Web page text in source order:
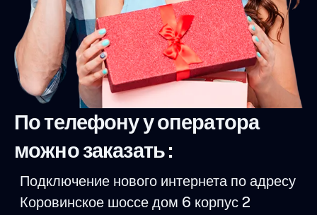
По телефону у оператора
можно заказать :
Подключение нового интернета по адресу
Коровинское шоссе дом 6 корпус 2